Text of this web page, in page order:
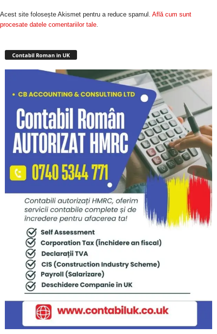
Acest site folosește Akismet pentru a reduce spamul. Află cum sunt
procesate datele comentariilor tale
Contabil Roman in UK